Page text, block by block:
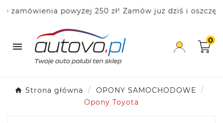
powyżej 250 zł! Zamów już dziś i oszczędzaj!

0
Strona główna
OPONY SAMOCHODOWE
Opony Toyota